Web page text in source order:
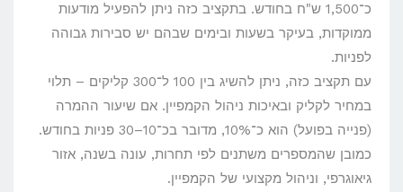
כ־1,500 ש"ח בחודש. בתקציב כזה ניתן להפעיל מודעות
ממוקדות, בעיקר בשעות ובימים שבהם יש סבירות גבוהה
לפניות.
עם תקציב כזה, ניתן להשיג בין 100 ל־300 קליקים – תלוי
במחיר לקליק ובאיכות ניהול הקמפיין. אם שיעור ההמרה
(פנייה בפועל) הוא כ־10%, מדובר בכ־10–30 פניות בחודש.
כמובן שהמספרים משתנים לפי תחרות, עונה בשנה, אזור
גיאוגרפי, וניהול מקצועי של הקמפיין.